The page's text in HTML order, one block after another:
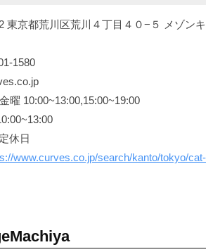
東京都荒川区荒川４丁目４０−５ メゾンキ
1580
曜 10:00~13:00,15:00~19:00
日
www.curves.co.jp/search/kanto/tokyo/cat-